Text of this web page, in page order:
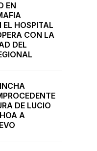
EN
EL HOSPITAL
CON LA
DEL
DE LUCIO
A